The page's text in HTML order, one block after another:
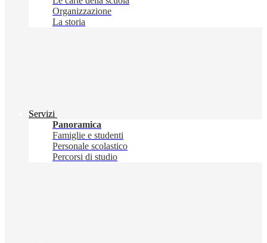
Organizzazione
La storia
Servizi
Panoramica
Famiglie e studenti
Personale scolastico
Percorsi di studio